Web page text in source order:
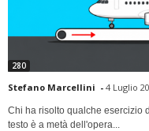
280
Stefano Marcellini - 4 Luglio
Chi ha risolto qualche esercizio
testo è a metà dell'opera...